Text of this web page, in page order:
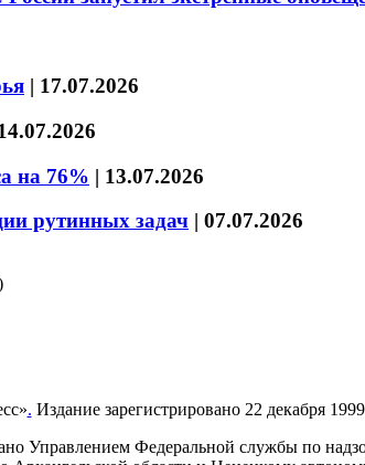
| 17.07.2026
на 76% | 13.07.2026
рутинных задач | 07.07.2026
. Издание зарегистрировано 22 декабря
Управлением Федеральной службы по